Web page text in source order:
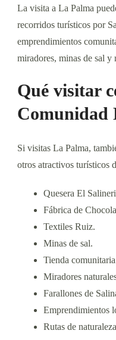
La visita a La Palma
recorridos turísticos por
emprendimientos
miradores, minas de sal y
Qué visitar
Comunidad
Si visitas La Palma,
otros atractivos turísticos
Quesera El
Fábrica de
Textiles Ruiz.
Minas de sal.
Tienda
Miradores
Farallones de
Emprendimientos
Rutas de